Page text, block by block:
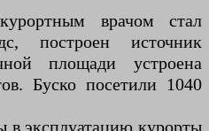
врачом стал
построен источник
площади устроена
Буско посетили 1040
в эксплуатацию курорты